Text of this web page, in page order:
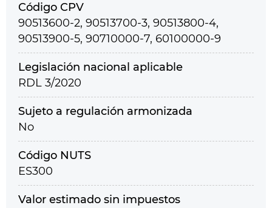
Código CPV
90513600-2, 90513700-3, 90513800-4,
90513900-5, 90710000-7, 60100000-9
Legislación nacional aplicable
RDL 3/2020
Sujeto a regulación armonizada
No
Código NUTS
ES300
Valor estimado sin impuestos